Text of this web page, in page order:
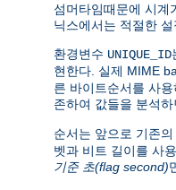
섬머타임때문에 시계
닉스에서는 적절한
환경변수 UNIQUE_ID
현한다. 실제 MIME
른 바이트순서를 사
존하여 값들을 분석
순서는 앞으로 기존의
벳과 비트 길이를 사
기준 초(flag second)